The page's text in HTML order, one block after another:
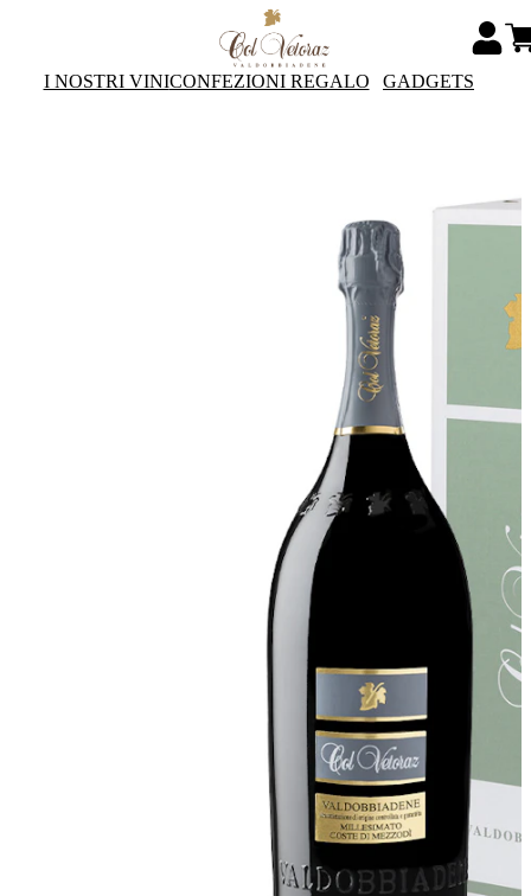
I NOSTRI VINICONFEZIONI REGALO GADGETS